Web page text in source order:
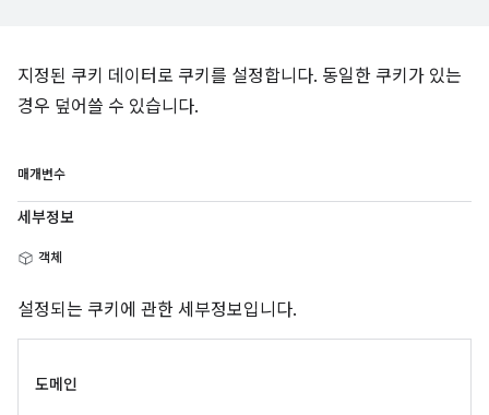
지정된 쿠키 데이터로 쿠키를 설정합니다. 동일한 쿠키가 있는
경우 덮어쓸 수 있습니다.
매개변수
세부정보
객체
설정되는 쿠키에 관한 세부정보입니다.
도메인